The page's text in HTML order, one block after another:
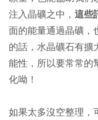
注入晶礦之中， 這些
面的能量通過晶礦，
的話， 水晶礦石有擴
能性，所以要常常的
化呦！
如果太多沒空整理，